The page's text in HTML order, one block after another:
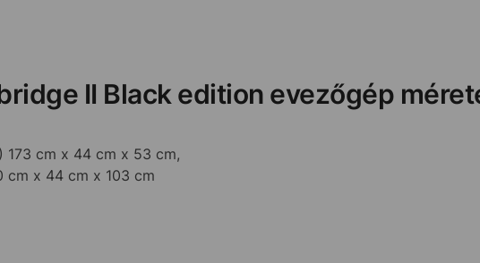
II Black edition evezőgép
173 cm x 44 cm x 53 cm,
cm x 44 cm x 103 cm